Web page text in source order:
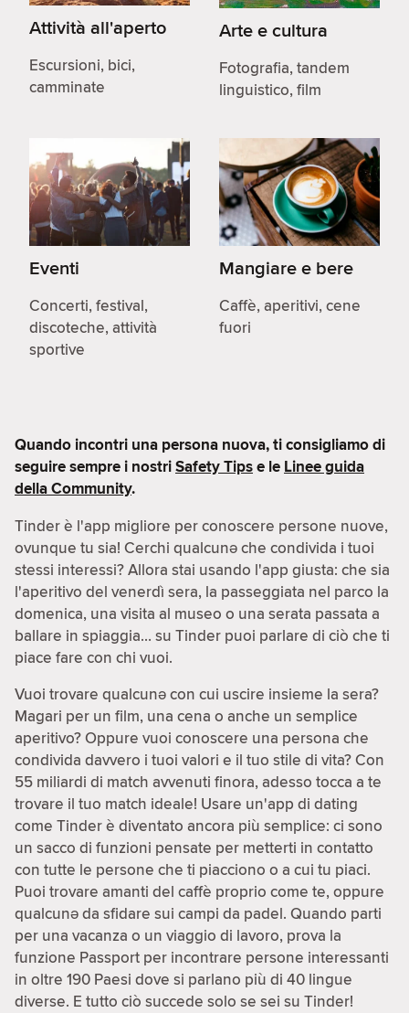
Attività all'aperto
Escursioni, bici,
camminate
Arte e cultura
Fotografia, tandem
linguistico, film
Eventi
Concerti, festival,
discoteche, attività
sportive
Mangiare e bere
Caffè, aperitivi, cene
fuori
Quando incontri una persona nuova, ti consigliamo di
seguire sempre i nostriSafety Tipse le Linee guida
della Community.
Tinder è l'app migliore per conoscere persone nuove,
ovunque tu sia! Cerchi qualcunə che condivida i tuoi
stessi interessi? Allora stai usando l'app giusta: che sia
l'aperitivo del venerdì sera, la passeggiata nel parco la
domenica, una visita al museo o una serata passata a
ballare in spiaggia… su Tinder puoi parlare di ciò che ti
piace fare con chi vuoi.
Vuoi trovare qualcunə con cui uscire insieme la sera?
Magari per un film, una cena o anche un semplice
aperitivo? Oppure vuoi conoscere una persona che
condivida davvero i tuoi valori e il tuo stile di vita? Con
55 miliardi di match avvenuti finora, adesso tocca a te
trovare il tuo match ideale! Usare un'app di dating
come Tinder è diventato ancora più semplice: ci sono
un sacco di funzioni pensate per metterti in contatto
con tutte le persone che ti piacciono o a cui tu piaci.
Puoi trovare amanti del caffè proprio come te, oppure
qualcunə da sfidare sui campi da padel. Quando parti
per una vacanza o un viaggio di lavoro, prova la
funzione Passport per incontrare persone interessanti
in oltre 190 Paesi dove si parlano più di 40 lingue
diverse. E tutto ciò succede solo se sei su Tinder!